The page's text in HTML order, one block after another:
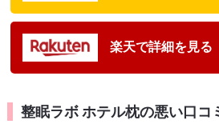
楽天で詳細を見る
整眠ラボ ホテル枕の悪い口コ